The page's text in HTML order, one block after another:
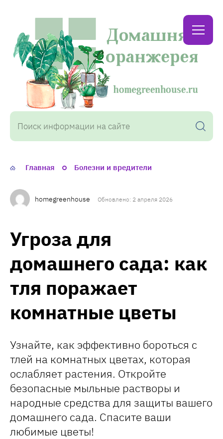
Домашняя
оранжерея
Главная Болезни и вредители
homegreenhouse Обновлено: 2 апреля 2026
Угроза для
домашнего сада: как
тля поражает
комнатные цветы
Узнайте, как эффективно бороться с
тлей на комнатных цветах, которая
ослабляет растения. Откройте
безопасные мыльные растворы и
народные средства для защиты вашего
домашнего сада. Спасите ваши
любимые цветы!